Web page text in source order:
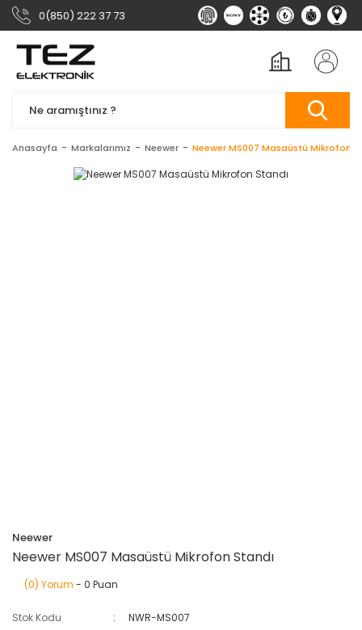
0(850) 222 37 73
Anasayfa Markalarımız Neewer Neewer MS007 Masaüstü Mikrofon
Neewer
Neewer MS007 Masaüstü Mikrofon Standı
(0) Yorum - 0 Puan
Stok Kodu
NWR-MS007